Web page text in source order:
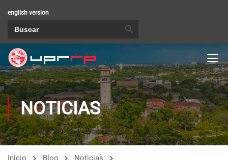
english version
NOTICIAS
Inicio Blog
Noticias